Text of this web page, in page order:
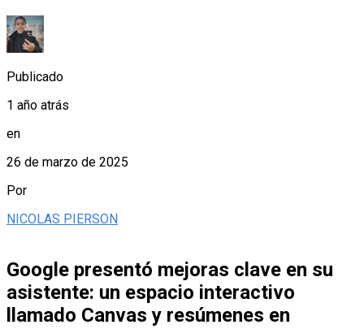
Publicado
1 año atrás
en
26 de marzo de 2025
Por
NICOLAS PIERSON
Google presentó mejoras clave en su
asistente: un espacio interactivo
llamado Canvas y resúmenes en